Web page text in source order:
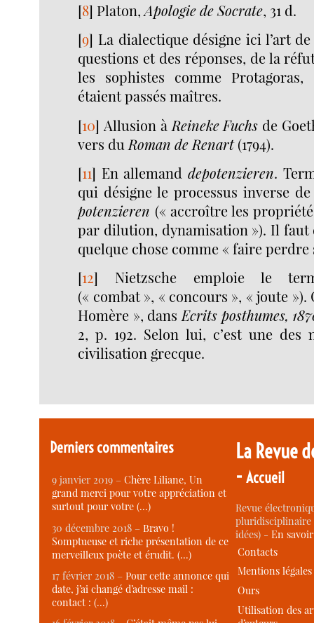
[8] Platon,Apologie de Socrate, 31 d.
[9] La dialectique désigne ici l’art
questions et des réponses, de la
les sophistes comme Protagoras,
étaient passés maîtres.
[10] Allusion à Reineke Fuchs de
vers du Roman de Renart(1794).
[11] En allemand depotenzieren.
qui désigne le processus inverse
potenzieren (« accroître les
par dilution, dynamisation »). Il
quelque chose comme « faire perdre
[12] Nietzsche emploie le
(« combat », « concours », « joute
Homère », dans Ecrits posthumes,
2, p. 192. Selon lui, c’est une des
civilisation grecque.
Derniers commentaires
9 janvier 2019 –Chère Liliane, Un
grand merci pour votre appréciation et
surtout pour votre (…)
30 décembre 2018 –Bravo !
Somptueuse et riche présentation de ce
merveilleux poète et érudit. (…)
17 février 2018 –Pour cette annonce qui
date, j’ai changé d’adresse mail :
contact : (…)
La Revue
-Accueil
Revue
idées) -En
Contacts
Mentions légales
Ours
Utilisation des